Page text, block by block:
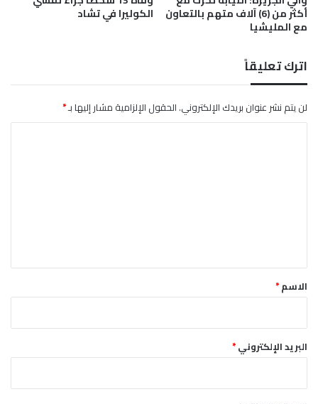
ا
ن
ا
ب
ل
ف
ي
ن
ي
ا
أكثر من (6) آلاف متهم بالتعاون
مع المليشيا
الكوليرا في تشاد
اترك تعليقاً
لن يتم نشر عنوان بريدك الإلكتروني.الحقول الإلزامية مشار إليها بـ*
*الاسم*
البريد الإلكتروني*